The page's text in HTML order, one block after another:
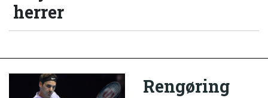
herrer
Rengøring